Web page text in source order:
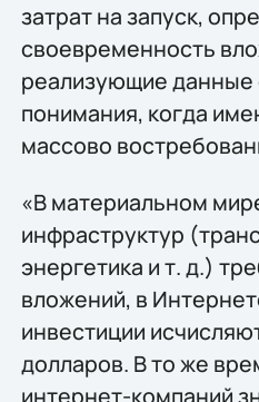
затрат на запуск,
своевременность
реализующие данные
понимания, когда
массово
«В материальном
инфраструктур
энергетика и т. д.)
вложений, в
инвестиции
долларов. В то же